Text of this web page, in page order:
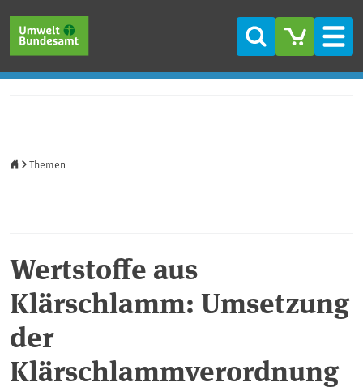
Suche
Themen
Wertstoffe aus
Klärschlamm: Umsetzung
der
Klärschlammverordnung